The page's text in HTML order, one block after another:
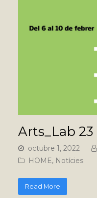
Arts_Lab 23
octubre 1, 2022
HOME, Notícies
Read More